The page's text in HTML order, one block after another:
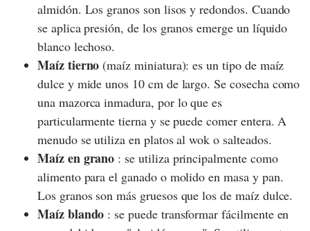
almidón. Los granos son lisos y redondos. Cuando
se aplica presión, de los granos emerge un líquido
blanco lechoso.
Maíz tierno (maíz miniatura): es un tipo de maíz
dulce y mide unos 10 cm de largo. Se cosecha como
una mazorca inmadura, por lo que es
particularmente tierna y se puede comer entera. A
menudo se utiliza en platos al wok o salteados.
Maíz en grano : se utiliza principalmente como
alimento para el ganado o molido en masa y pan.
Los granos son más gruesos que los de maíz dulce.
Maíz blando : se puede transformar fácilmente en